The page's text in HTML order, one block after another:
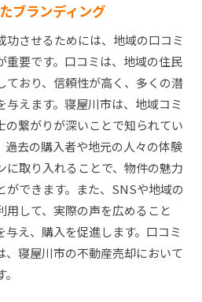
ブランディング
功させるためには、地域の口コミ
重要です。口コミは、地域の住民
ており、信頼性が高く、多くの潜
えます。寝屋川市は、地域コミ
の繋がりが深いことで知られてい
過去の購入者や地元の人々の体験
に取り入れることで、物件の魅力
ができます。また、SNSや地域の
用して、実際の声を広めること
え、購入を促進します。口コミ
、寝屋川市の不動産売却において